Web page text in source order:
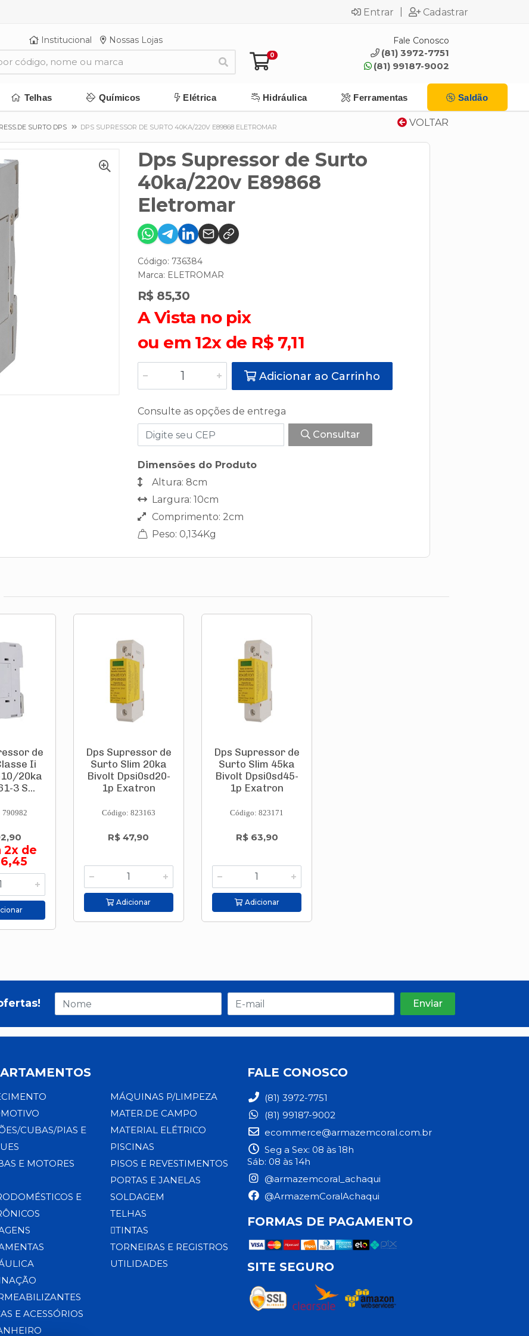
Entrar Cadastrar
Institucional Nossas Lojas
0
Fale Conosco
(81) 3972-7751
(81) 99187-9002
Telhas Químicos Elétrica Hidráulica Ferramentas Saldão
VOLTAR
SURTO DPS DPS SUPRESSOR DE SURTO 40KA/220V E89868 ELETROMAR
Dps Supressor de Surto
40ka/220v E89868
Eletromar
Código: 736384
Marca: ELETROMAR
R$ 85,30
A Vista no pix
ou em 12x de R$ 7,11
Adicionar ao Carrinho
Consulte as opções de entrega
Consultar
Dimensões do Produto
Altura: 8cm
Largura: 10cm
Comprimento: 2cm
Peso: 0,134Kg
de
Ii
20ka
3 S...
2x de
Dps Supressor de
Surto Slim 20ka
Bivolt Dpsi0sd20-
1p Exatron
Código: 823163
R$ 47,90
Adicionar
Dps Supressor de
Surto Slim 45ka
Bivolt Dpsi0sd45-
1p Exatron
Código: 823171
R$ 63,90
Adicionar
CUBAS/PIAS E
E MOTORES
E
E ACESSÓRIOS
MÁQUINAS P/LIMPEZA
MATER.DE CAMPO
MATERIAL ELÉTRICO
PISCINAS
PISOS E REVESTIMENTOS
PORTAS E JANELAS
SOLDAGEM
TELHAS
TINTAS
TORNEIRAS E REGISTROS
UTILIDADES
FALE CONOSCO
(81) 3972-7751
(81) 99187-9002
ecommerce@armazemcoral.com.br
Seg a Sex: 08 às 18h
Sáb: 08 às 14h
@armazemcoral_achaqui
@ArmazemCoralAchaqui
FORMAS DE PAGAMENTO
SITE SEGURO